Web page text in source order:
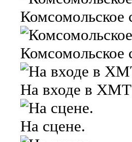
Комсомольское
Комсомольское
На входе в ХМТ
На сцене.